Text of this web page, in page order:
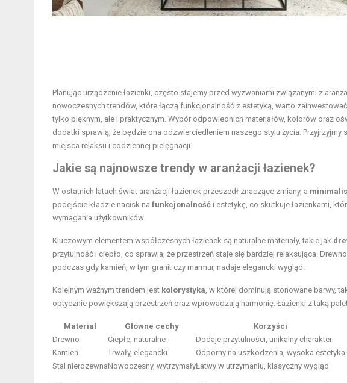
Planując urządzenie łazienki, często stajemy przed wyzwaniami związanymi z
nowoczesnych trendów, które łączą funkcjonalność z estetyką, warto
tylko pięknym, ale i praktycznym. Wybór odpowiednich materiałów, kolorów oraz
dodatki sprawią, że będzie ona odzwierciedleniem naszego stylu życia.
miejsca relaksu i codziennej pielęgnacji.
Jakie są najnowsze trendy w aranżacji łazienek?
W ostatnich latach świat aranżacji łazienek przeszedł znaczące zmiany, a
podejście kładzie nacisk na funkcjonalność i estetykę, co skutkuje łazienkami,
wymagania użytkowników.
Kluczowym elementem współczesnych łazienek są naturalne materiały, takie jak
przytulność i ciepło, co sprawia, że przestrzeń staje się bardziej relaksująca.
podczas gdy kamień, w tym granit czy marmur, nadaje elegancki wygląd.
Kolejnym ważnym trendem jest kolorystyka, w której dominują stonowane barwy,
optycznie powiększają przestrzeń oraz wprowadzają harmonię. Łazienki z taką
Materiał Główne cechy
Korzyści
Drewno
Ciepłe, naturalne
Dodaje przytulności, unikalny charakter
Kamień
Trwały, elegancki
Odporny na uszkodzenia, wysoka estetyka
Stal nierdzewnaNowoczesny, wytrzymałyŁatwy w utrzymaniu, klasyczny wygląd